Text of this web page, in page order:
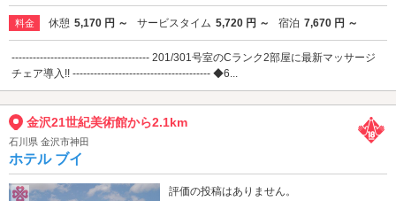
料金 休憩 5,170 円 ～ サービスタイム 5,720 円 ～ 宿泊 7,670 円 ～
--------------------------------------- 201/301号室のCランク2部屋に最新マッサージ
チェア導入!! --------------------------------------- ◆6...
金沢21世紀美術館から2.1km
石川県 金沢市神田
ホテル ブイ
評価の投稿はありません。